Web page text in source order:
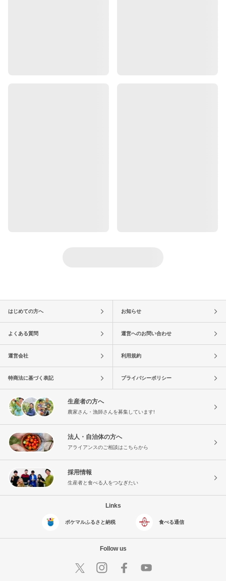
はじめての方へ お知らせ
よくある質問 運営へのお問い合わせ
運営会社 利用規約
特商法に基づく表記 プライバシーポリシー
生産者の方へ
農家さん・漁師さんを募集しています!
法人・自治体の方へ
アライアンスのご相談はこちらから
採用情報
生産者と食べる人をつなぎたい
Links
ポケマルふるさと納税 食べる通信
Follow us